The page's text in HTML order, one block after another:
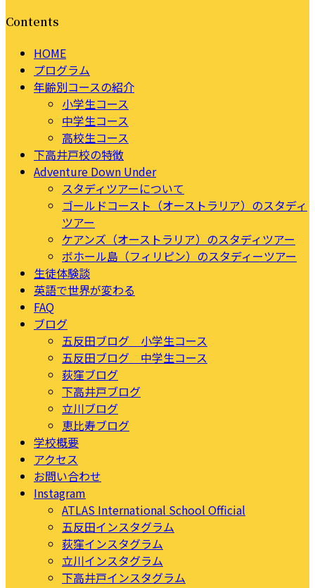
Contents
HOME
プログラム
年齢別コースの紹介
小学生コース
中学生コース
高校生コース
下高井戸校の特徴
Adventure Down Under
スタディツアーについて
ゴールドコースト（オーストラリア）のスタディ
ツアー
ケアンズ（オーストラリア）のスタディツアー
ボホール島（フィリピン）のスタディーツアー
生徒体験談
英語で世界が変わる
FAQ
ブログ
五反田ブログ 小学生コース
五反田ブログ 中学生コース
荻窪ブログ
下高井戸ブログ
立川ブログ
恵比寿ブログ
学校概要
アクセス
お問い合わせ
Instagram
ATLAS International School Official
五反田インスタグラム
荻窪インスタグラム
立川インスタグラム
下高井戸インスタグラム